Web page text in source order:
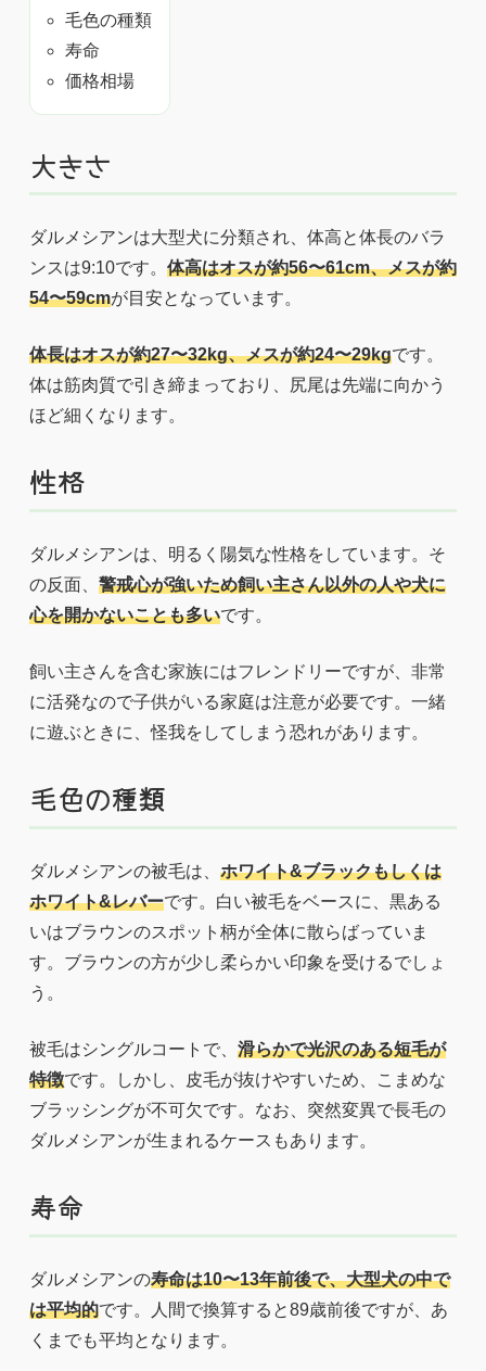
毛色の種類
寿命
価格相場
大きさ
ダルメシアンは大型犬に分類され、体高と体長のバラ
ンスは9:10です。 体高はオスが約56〜61cm、メスが約
54〜59cmが目安となっています。
体長はオスが約27〜32kg、メスが約24〜29kgです。
体は筋肉質で引き締まっており、尻尾は先端に向かう
ほど細くなります。
性格
ダルメシアンは、明るく陽気な性格をしています。そ
の反面、 警戒心が強いため飼い主さん以外の人や犬に
心を開かないことも多いです。
飼い主さんを含む家族にはフレンドリーですが、非常
に活発なので子供がいる家庭は注意が必要です。一緒
に遊ぶときに、怪我をしてしまう恐れがあります。
毛色の種類
ダルメシアンの被毛は、 ホワイト&ブラックもしくは
ホワイト&レバーです。白い被毛をベースに、黒ある
いはブラウンのスポット柄が全体に散らばっていま
す。ブラウンの方が少し柔らかい印象を受けるでしょ
う。
被毛はシングルコートで、 滑らかで光沢のある短毛が
特徴です。しかし、皮毛が抜けやすいため、こまめな
ブラッシングが不可欠です。なお、突然変異で長毛の
ダルメシアンが生まれるケースもあります。
寿命
ダルメシアンの寿命は10〜13年前後で、大型犬の中で
は平均的です。人間で換算すると89歳前後ですが、あ
くまでも平均となります。